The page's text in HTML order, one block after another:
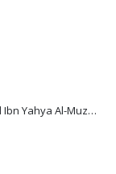
Charh as-sunna - Imam Isma'îl Ibn Yahya Al-Muzanî